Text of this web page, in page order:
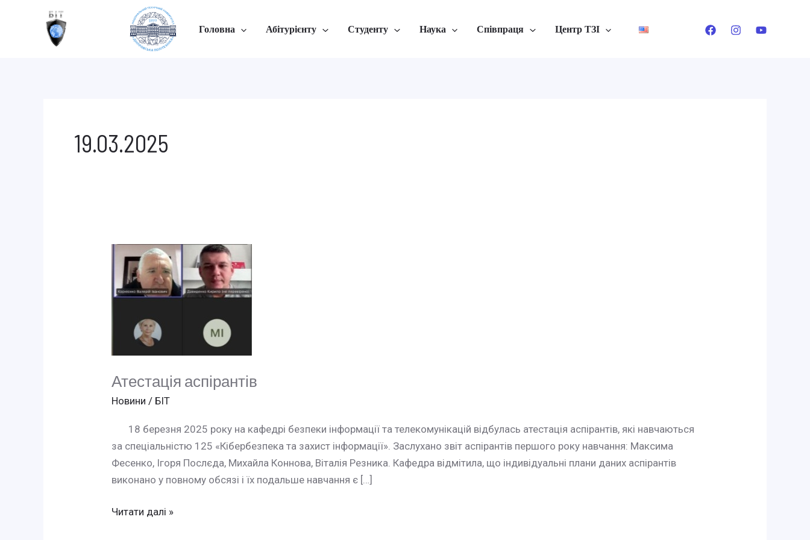
Головна Абітурієнту Студенту Наука Співпраця Центр ТЗІ
19.03.2025
Атестація аспірантів
Новини / БІТ
18 березня 2025 року на кафедрі безпеки інформації та телекомунікацій відбулась атестація аспірантів, які навчаються
за спеціальністю 125 «Кібербезпека та захист інформації». Заслухано звіт аспірантів першого року навчання: Максима
Фесенко, Ігоря Послєда, Михайла Коннова, Віталія Резника. Кафедра відмітила, що індивідуальні плани даних аспірантів
виконано у повному обсязі і їх подальше навчання є […]
Атестація
аспірантів
Читати далі »